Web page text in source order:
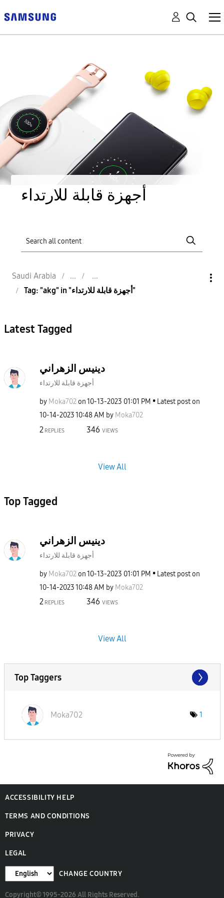
أجهزة قابلة للارتداء
Saudi Arabia
Tag: "akg" in "أجهزة قابلة للارتداء"
Latest Tagged
دينيس الزهراني
أجهزة قابلة للارتداء
by Moka702on‎10-13-2023 01:01 PM
Latest post on
‎10-14-202310:48 AM by Moka702
2 REPLIES 346 VIEWS
View All
Top Tagged
دينيس الزهراني
أجهزة قابلة للارتداء
by Moka702on‎10-13-2023 01:01 PM
Latest post on
‎10-14-202310:48 AM by Moka702
2 REPLIES 346 VIEWS
View All
Top Taggers
Moka702 1
ACCESSIBILITY HELP
TERMS AND CONDITIONS
PRIVACY
LEGAL
CHANGE COUNTRY
Copyright© 1995-2026 All Rights Reserved.